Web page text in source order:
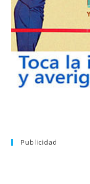
Tras registrarte
consultar el
aprender la
correo la newsletter
de nuevos bailes.
tu suscripción a
Publicidad